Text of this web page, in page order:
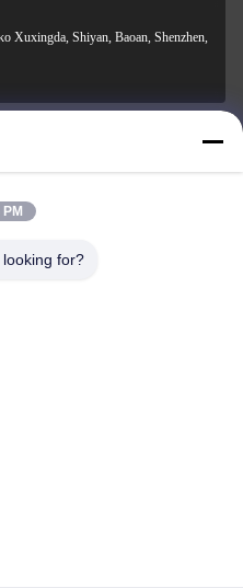
Xuxingda, Shiyan, Baoan, Shenzhen,
for?